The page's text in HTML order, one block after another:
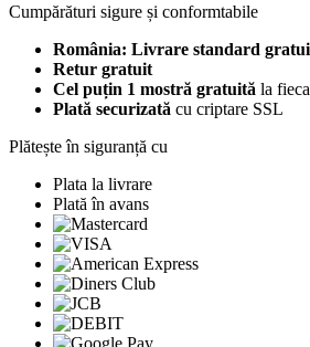
Cumpărături sigure și conformtabile
România: Livrare standard
Retur gratuit
Cel puțin 1 mostră gratuită la
Plată securizată cu criptare SSL
Plătește în siguranță cu
Plata la livrare
Plată în avans